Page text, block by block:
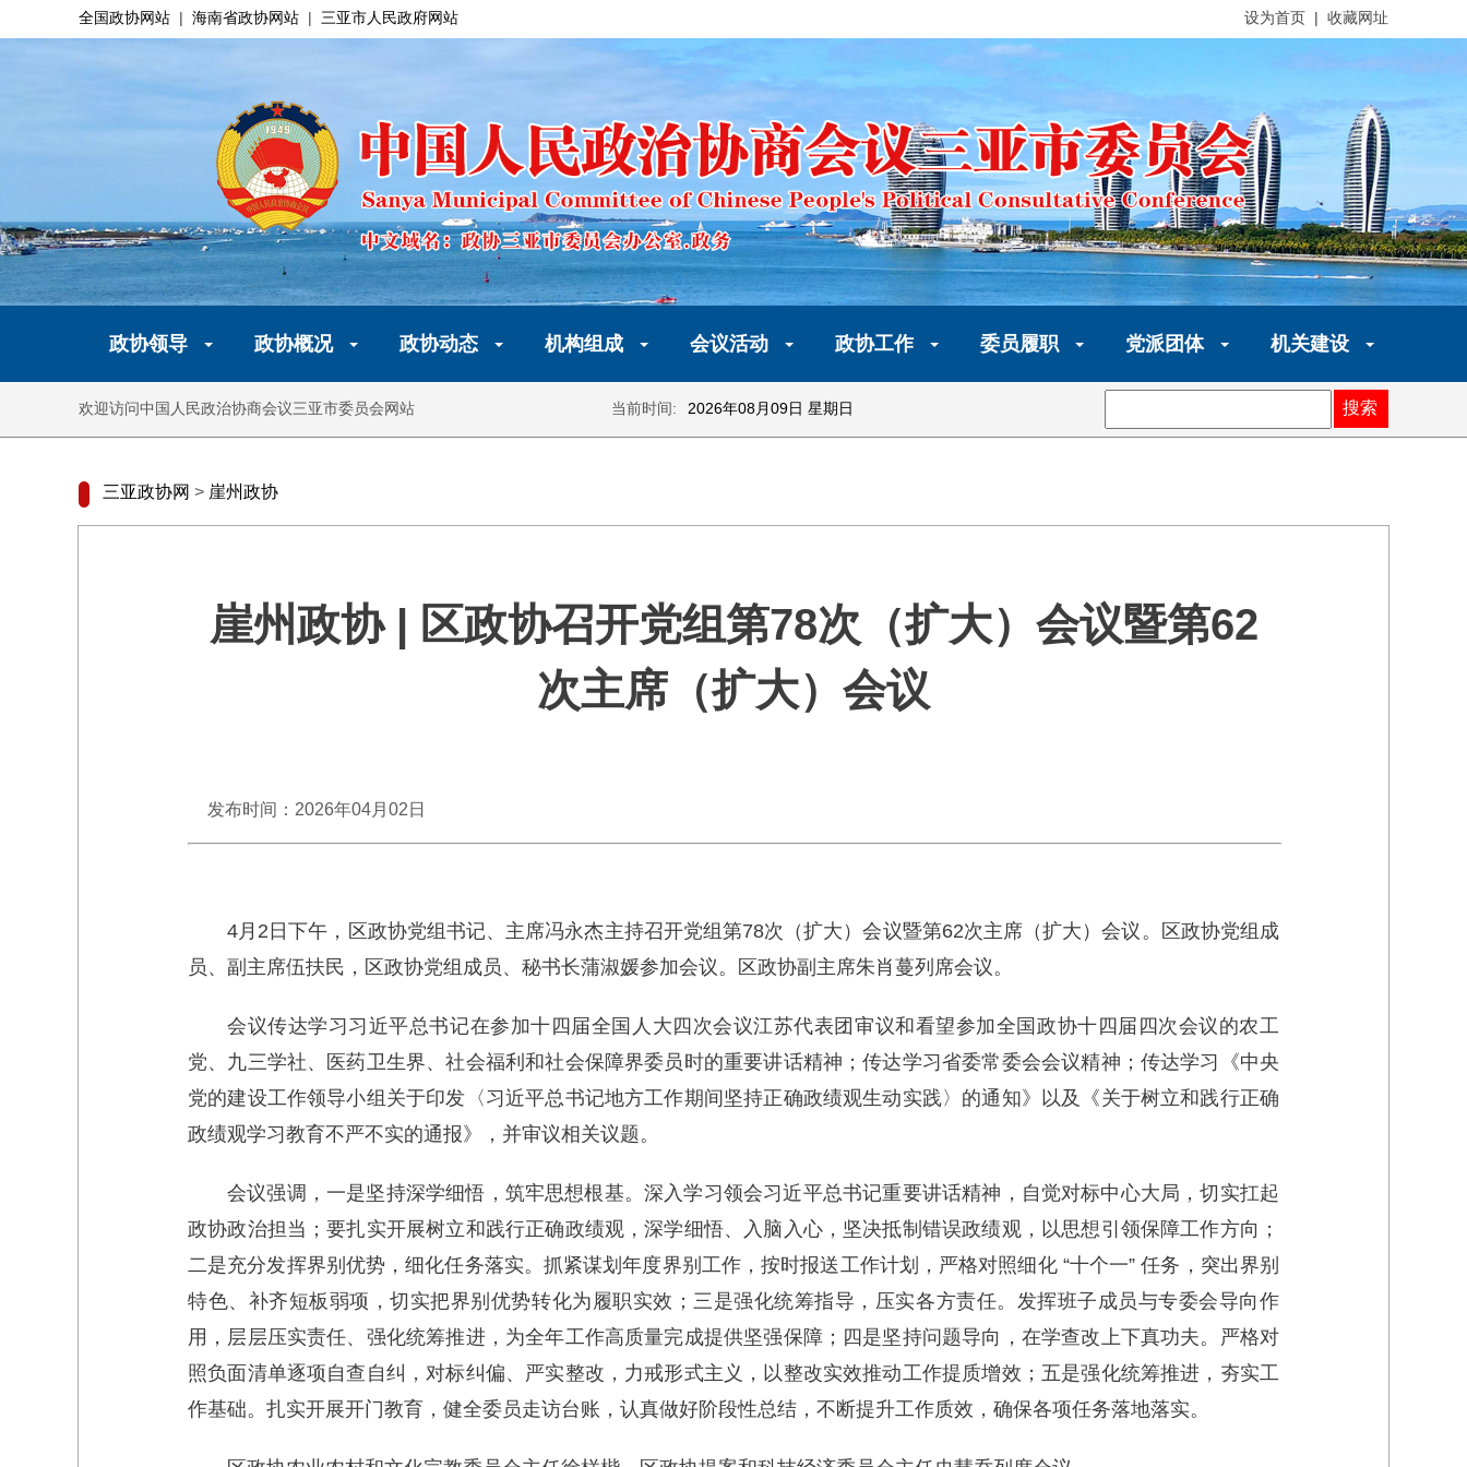
全国政协网站 | 海南省政协网站 | 三亚市人民政府网站 设为首页 | 收藏网址
政协领导 政协概况 政协动态 机构组成 会议活动 政协工作 委员履职 党派团体 机关建设
欢迎访问中国人民政治协商会议三亚市委员会网站 当前时间: 2026年08月09日 星期日 搜索
三亚政协网 > 崖州政协
崖州政协 | 区政协召开党组第78次（扩大）会议暨第62
次主席（扩大）会议
发布时间：2026年04月02日
4月2日下午，区政协党组书记、主席冯永杰主持召开党组第78次（扩大）会议暨第62次主席（扩大）会议。区政协党组成
员、副主席伍扶民，区政协党组成员、秘书长蒲淑媛参加会议。区政协副主席朱肖蔓列席会议。
会议传达学习习近平总书记在参加十四届全国人大四次会议江苏代表团审议和看望参加全国政协十四届四次会议的农工
党、九三学社、医药卫生界、社会福利和社会保障界委员时的重要讲话精神；传达学习省委常委会会议精神；传达学习《中央
党的建设工作领导小组关于印发〈习近平总书记地方工作期间坚持正确政绩观生动实践〉的通知》以及《关于树立和践行正确
政绩观学习教育不严不实的通报》，并审议相关议题。
会议强调，一是坚持深学细悟，筑牢思想根基。深入学习领会习近平总书记重要讲话精神，自觉对标中心大局，切实扛起
政协政治担当；要扎实开展树立和践行正确政绩观，深学细悟、入脑入心，坚决抵制错误政绩观，以思想引领保障工作方向；
二是充分发挥界别优势，细化任务落实。抓紧谋划年度界别工作，按时报送工作计划，严格对照细化 “十个一” 任务，突出界别
特色、补齐短板弱项，切实把界别优势转化为履职实效；三是强化统筹指导，压实各方责任。发挥班子成员与专委会导向作
用，层层压实责任、强化统筹推进，为全年工作高质量完成提供坚强保障；四是坚持问题导向，在学查改上下真功夫。严格对
照负面清单逐项自查自纠，对标纠偏、严实整改，力戒形式主义，以整改实效推动工作提质增效；五是强化统筹推进，夯实工
作基础。扎实开展开门教育，健全委员走访台账，认真做好阶段性总结，不断提升工作质效，确保各项任务落地落实。